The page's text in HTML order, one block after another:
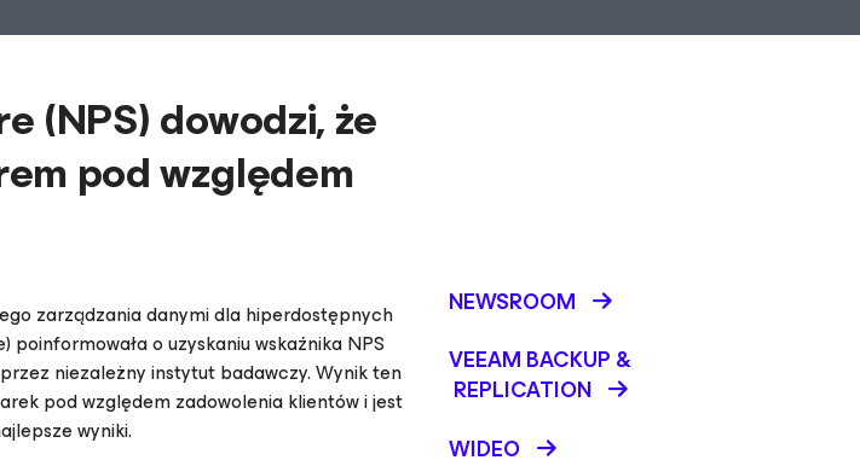
(NPS) dowodzi, że
pod względem
zarządzania danymi dla hiperdostępnych
o uzyskaniu wskaźnika NPS
niezależny instytut badawczy. Wynik ten
pod względem zadowolenia klientów i jest
wyniki.
NEWSROOM
VEEAM BACKUP &
REPLICATION
WIDEO